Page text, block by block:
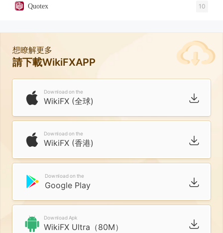
Quotex 10
想瞭解更多
請下載WikiFXAPP
Download on the
WikiFX (全球)
Download on the
WikiFX (香港)
Download on the
Google Play
Download Apk
WikiFX Ultra（80M）